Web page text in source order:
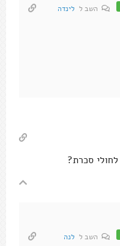
השב ל לינדה
סכרת?
השב ל לנה